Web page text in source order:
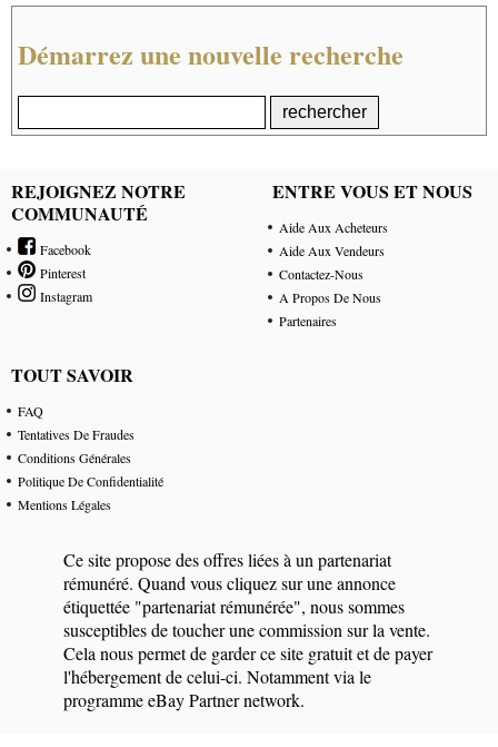
Démarrez une nouvelle recherche
REJOIGNEZ NOTRE
COMMUNAUTÉ
Facebook
Pinterest
Instagram
ENTRE VOUS ET NOUS
Aide Aux Acheteurs
Aide Aux Vendeurs
Contactez-Nous
A Propos De Nous
Partenaires
TOUT SAVOIR
FAQ
Tentatives De Fraudes
Conditions Générales
Politique De Confidentialité
Mentions Légales
Ce site propose des offres liées à un partenariat
rémunéré. Quand vous cliquez sur une annonce
étiquettée "partenariat rémunérée", nous sommes
susceptibles de toucher une commission sur la vente.
Cela nous permet de garder ce site gratuit et de payer
l'hébergement de celui-ci. Notamment via le
programme eBay Partner network.